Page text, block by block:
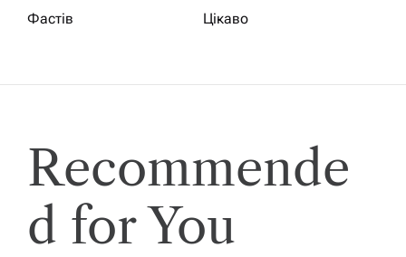
Фастів Цікаво
Recommende
d for You